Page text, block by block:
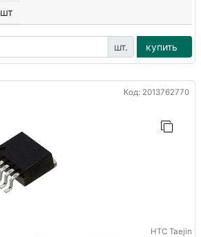
шт
шт. купить
Код: 2013762770
HTC Taejin